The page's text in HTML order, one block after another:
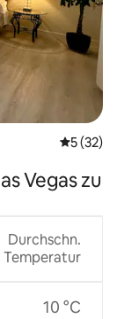
5 (32)
Vegas zu
Durchschn.
Temperatur
10 °C